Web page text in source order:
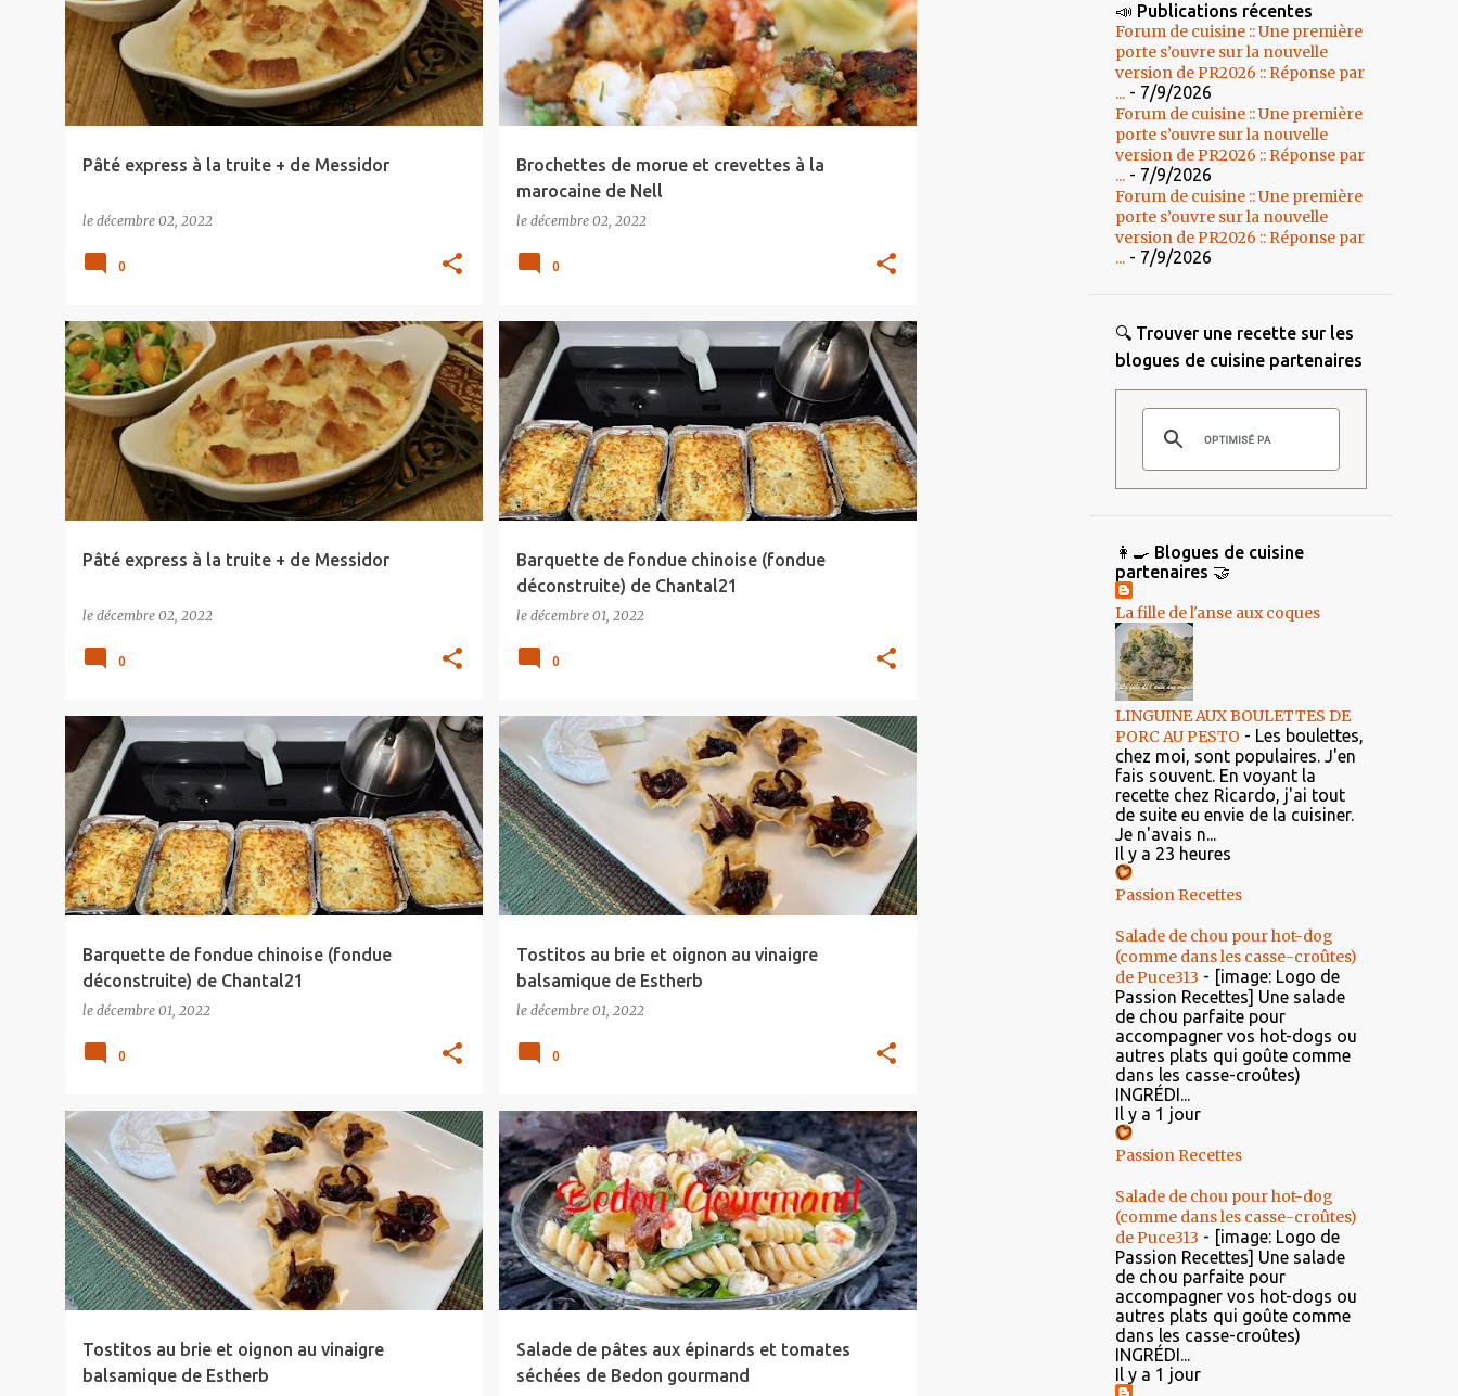
Pâté express à la truite + de Messidor
le décembre 02, 2022
0
Brochettes de morue et crevettes à la
marocaine de Nell
le décembre 02, 2022
0
Pâté express à la truite + de Messidor
le décembre 02, 2022
0
Barquette de fondue chinoise (fondue
déconstruite) de Chantal21
le décembre 01, 2022
0
Barquette de fondue chinoise (fondue
déconstruite) de Chantal21
le décembre 01, 2022
0
Tostitos au brie et oignon au vinaigre
balsamique de Estherb
le décembre 01, 2022
0
Tostitos au brie et oignon au vinaigre
balsamique de Estherb
Salade de pâtes aux épinards et tomates
séchées de Bedon gourmand
📣 Publications récentes
Forum de cuisine :: Une première
porte s’ouvre sur la nouvelle
version de PR2026 :: Réponse par
... - 7/9/2026
Forum de cuisine :: Une première
porte s’ouvre sur la nouvelle
version de PR2026 :: Réponse par
... - 7/9/2026
Forum de cuisine :: Une première
porte s’ouvre sur la nouvelle
version de PR2026 :: Réponse par
... - 7/9/2026
🔍 Trouver une recette sur les
blogues de cuisine partenaires
👩‍🍳 Blogues de cuisine
partenaires 🤝
La fille de l'anse aux coques
LINGUINE AUX BOULETTES DE
PORC AU PESTO - Les boulettes,
chez moi, sont populaires. J'en
fais souvent. En voyant la
recette chez Ricardo, j'ai tout
de suite eu envie de la cuisiner.
Je n'avais n...
Il y a 23 heures
Passion Recettes
Salade de chou pour hot-dog
(comme dans les casse-croûtes)
de Puce313 - [image: Logo de
Passion Recettes] Une salade
de chou parfaite pour
accompagner vos hot-dogs ou
autres plats qui goûte comme
dans les casse-croûtes)
INGRÉDI...
Il y a 1 jour
Passion Recettes
Salade de chou pour hot-dog
(comme dans les casse-croûtes)
de Puce313 - [image: Logo de
Passion Recettes] Une salade
de chou parfaite pour
accompagner vos hot-dogs ou
autres plats qui goûte comme
dans les casse-croûtes)
INGRÉDI...
Il y a 1 jour